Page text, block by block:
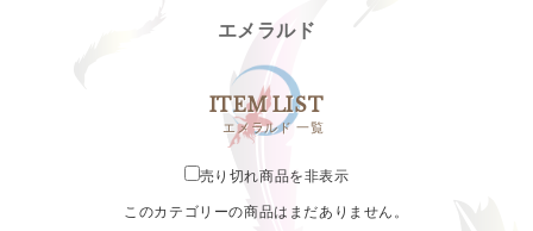
エメラルド
ITEM LIST
エメラルド 一覧
売り切れ商品を非表示
このカテゴリーの商品はまだありません。